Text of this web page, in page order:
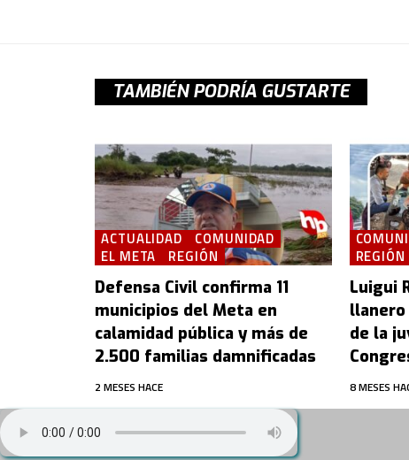
TAMBIÉN PODRÍA GUSTARTE
ACTUALIDAD
COMUNIDAD
EL META
REGIÓN
Defensa Civil confirma 11
municipios del Meta en
calamidad pública y más de
2.500 familias damnificadas
2 MESES HACE
REGIÓN
Luigui
llanero
de la
8 MESES